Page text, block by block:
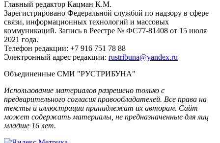
Главный редактор Кацман К.М.
Зарегистрировано Федеральной службой по надзору в сфере
связи, информационных технологий и массовых
коммуникаций. Запись в Реестре № ФС77-81408 от 15 июля
2021 года.
Телефон редакции: +7 916 751 78 88
Электронный адрес редакции: rustribuna@yandex.ru
Объединенные СМИ "РУСТРИБУНА"
Использование материалов разрешено только с
предварительного согласия правообладателей. Все права на
тексты и иллюстрации принадлежат их авторам. Сайт
может содержать материалы, не предназначенные для лиц
младше 16 лет.